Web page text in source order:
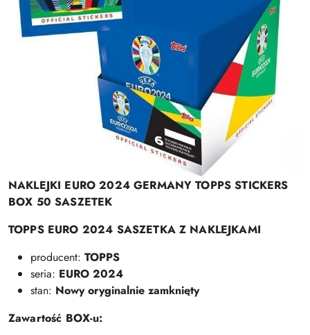
NAKLEJKI EURO 2024 GERMANY TOPPS STICKERS
BOX 50 SASZETEK
TOPPS EURO 2024 SASZETKA Z NAKLEJKAMI
producent: TOPPS
seria: EURO 2024
stan: Nowy oryginalnie zamknięty
Zawartość BOX-u: